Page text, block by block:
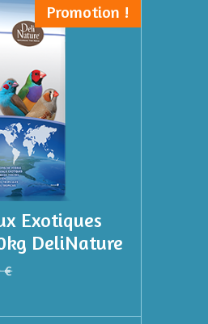
Promotion !
Exotiques
DeliNature
€